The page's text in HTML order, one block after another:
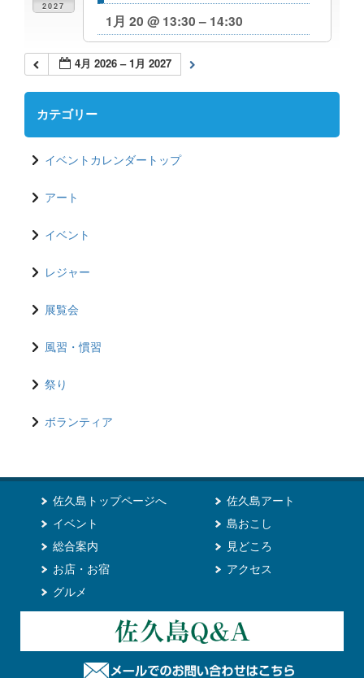
2027
1月 20 @ 13:30 – 14:30
4月 2026 – 1月 2027
カテゴリー
イベントカレンダートップ
アート
イベント
レジャー
展覧会
風習・慣習
祭り
ボランティア
佐久島トップページへ
イベント
総合案内
お店・お宿
グルメ
佐久島アート
島おこし
見どころ
アクセス